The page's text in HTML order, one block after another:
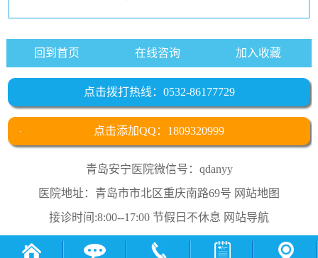
回到首页 在线咨询 加入收藏
点击拨打热线：0532-86177729
点击添加QQ：1809320999
青岛安宁医院微信号：qdanyy
医院地址：青岛市市北区重庆南路69号 网站地图
接诊时间:8:00--17:00 节假日不休息 网站导航